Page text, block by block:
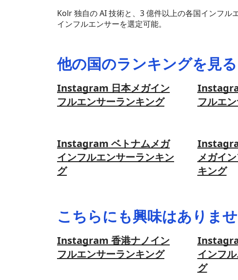
Kolr 独自の AI 技術と、3 億件以上の各国インフル
インフルエンサーを選定可能。
他の国のランキングを見る
Instagram 日本メガイン
フルエンサーランキング
フルエ
Instagram ベトナムメガ
インフルエンサーランキン
グ
メガイ
キング
こちらにも興味はありま
Instagram 香港ナノイン
フルエンサーランキング
インフ
グ